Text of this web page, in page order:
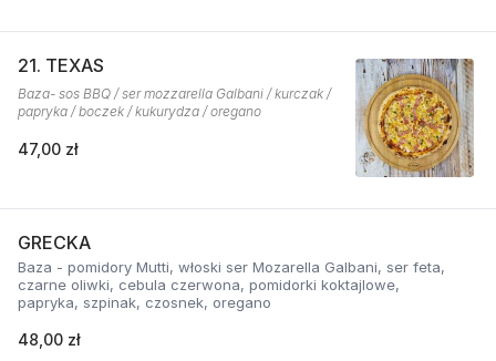
21. TEXAS
Baza- sos BBQ / ser mozzarella Galbani / kurczak /
papryka / boczek / kukurydza / oregano
47,00 zł
GRECKA
Baza - pomidory Mutti, włoski ser Mozarella Galbani, ser feta,
czarne oliwki, cebula czerwona, pomidorki koktajlowe,
papryka, szpinak, czosnek, oregano
48,00 zł